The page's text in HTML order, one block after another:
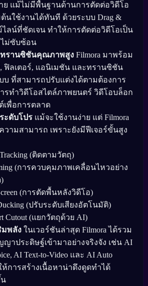
าย แม้ไม่มีพื้นฐานด้านการตัดต่อวิดีโอ
นใช้งานได้ทันที ด้วยระบบ Drag &
ไลน์ที่ชัดเจน ทำให้การตัดต่อวิดีโอเป็น
ไม่ซับซ้อน
ทรานซิชันคุณภาพสูง Filmora มาพร้อม
ฟิลเตอร์, แอนิเมชัน และทรานซิชัน
บ ที่สามารถปรับแต่งได้ตามต้องการ
รทำวิดีโอสไตล์ภาพยนตร์ วิดีโอบล็อก
เพื่อการตลาด
ะดับโปร แม้จะใช้งานง่าย แต่ Filmora
ามสามารถ เพราะยังมีฟีเจอร์ขั้นสูง
(ติดตามวัตถุ)
(การควบคุมภาพเคลื่อนไหวอย่าง
(การตัดพื้นหลังวิดีโอ)
(ปรับระดับเสียงอัตโนมัติ)
Cutout (แยกวัตถุด้วย AI)
มพลัง ในเวอร์ชันล่าสุด Filmora ได้รวม
าประดิษฐ์เข้ามาอย่างจริงจัง เช่น AI
AI Text-to-Video และ AI Auto
ห้การสร้างเนื้อหาน่าดึงดูดทำได้
น